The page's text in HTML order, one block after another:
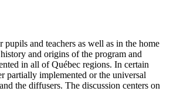
and teachers as well as in the home
and origins of the program and
in all of Québec regions. In certain
partially implemented or the universal
the diffusers. The discussion centers on